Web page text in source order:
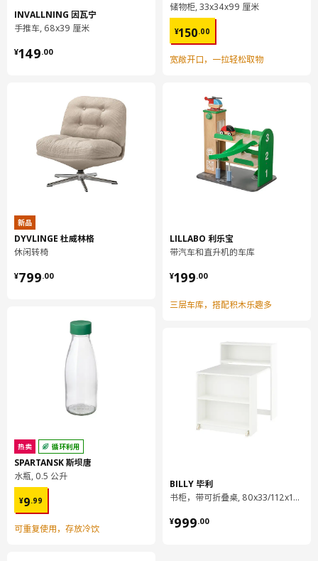
用干净布块擦干
抽屉前板
正面/ 背面:
塑料贴膜
柜门
主要材料:
刨花板
柜门
落地柜 可嵌入设备/水槽
刨花板, 密胺贴膜, 塑料封边, 塑料封边
落地柜 可嵌入设备/水槽
背板:
纤维板, 纸制贴膜, 纸制贴膜
落地柜 可嵌入设备/水槽
前档:
钢, 环氧/聚酯粉末涂层
INVALLNING 因瓦宁
手推车, 68x39 厘米
¥149.00
¥ 149.00
新品
DYVLINGE 杜威林格
休闲转椅
¥799.00
¥ 799.00
热卖 循环利用
SPARTANSK 斯坝唐
水瓶, 0.5 公升
¥9.99
¥ 9.99
可重复使用，存放冷饮
储物柜, 33x34x99 厘米
¥150.00
¥ 150.00
宽敞开口，一拉轻松取物
LILLABO 利乐宝
带汽车和直升机的车库
¥199.00
¥ 199.00
三层车库，搭配积木乐趣多
BILLY 毕利
书柜，带可折叠桌, 80x33/112x106 厘米
¥999.00
¥ 999.00